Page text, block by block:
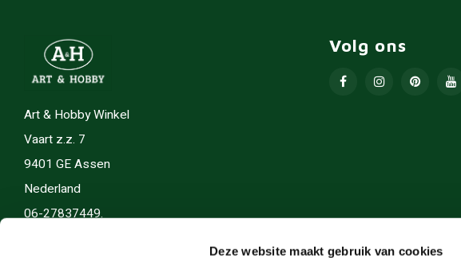
Deze website maakt gebruik van cookies
Art & Hobby Winkel
Vaart z.z. 7
9401 GE Assen
Nederland
06-27837449.
Volg ons